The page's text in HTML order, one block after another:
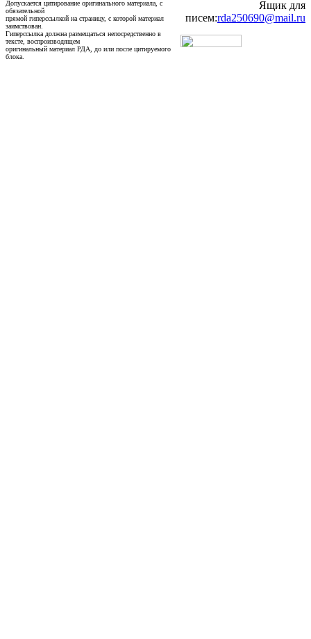
Допускается цитирование оригинального материала, с
обязательной
прямой гиперссылкой на страницу, с которой материал
заимствован.
Гиперссылка должна размещаться непосредственно в
тексте, воспроизводящем
оригинальный материал РДА, до или после цитируемого
блока.
Ящик для
писем:rda250690@mail.ru